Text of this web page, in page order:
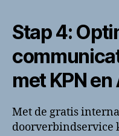
Stap 4:
met KPN en
Met de gratis
doorverbindservice